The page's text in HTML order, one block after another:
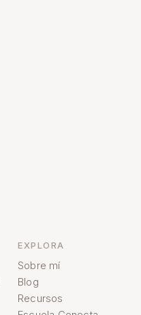
EXPLORA
Sobre mí
Blog
Recursos